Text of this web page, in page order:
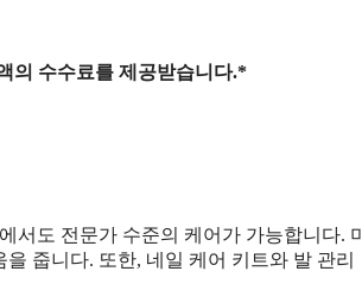
의 수수료를 제공받습니다.*
서도 전문가 수준의 케어가 가능합니다. 미
줍니다. 또한, 네일 케어 키트와 발 관리